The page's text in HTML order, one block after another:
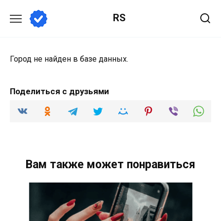
содержанию
RS
Город не найден в базе данных.
Поделиться с друзьями
Вам также может понравиться